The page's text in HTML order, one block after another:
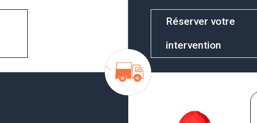
Réserver votre
intervention